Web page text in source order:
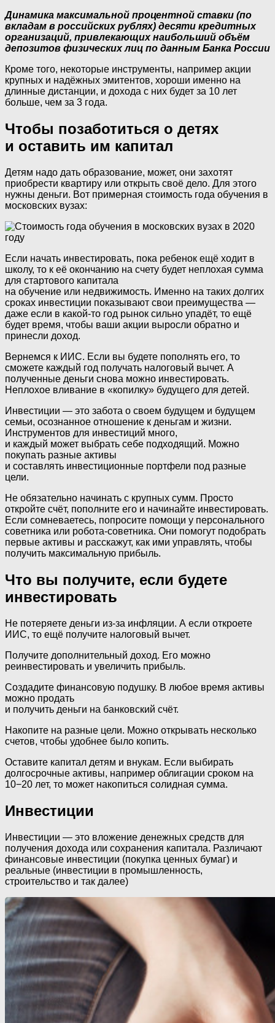
Динамика максимальной процентной ставки (по
вкладам в российских рублях) десяти кредитных
организаций, привлекающих наибольший объём
депозитов физических лиц по данным Банка России
Кроме того, некоторые инструменты, например акции
крупных и надёжных эмитентов, хороши именно на
длинные дистанции, и дохода с них будет за 10 лет
больше, чем за 3 года.
Чтобы позаботиться о детях
и оставить им капитал
Детям надо дать образование, может, они захотят
приобрести квартиру или открыть своё дело. Для этого
нужны деньги. Вот примерная стоимость года обучения в
московских вузах:
Если начать инвестировать, пока ребенок ещё ходит в
школу, то к её окончанию на счету будет неплохая сумма
для стартового капитала
на обучение или недвижимость. Именно на таких долгих
сроках инвестиции показывают свои преимущества —
даже если в какой-то год рынок сильно упадёт, то ещё
будет время, чтобы ваши акции выросли обратно и
принесли доход.
Вернемся к ИИС. Если вы будете пополнять его, то
сможете каждый год получать налоговый вычет. А
полученные деньги снова можно инвестировать.
Неплохое вливание в «копилку» будущего для детей.
Инвестиции — это забота о своем будущем и будущем
семьи, осознанное отношение к деньгам и жизни.
Инструментов для инвестиций много,
и каждый может выбрать себе подходящий. Можно
покупать разные активы
и составлять инвестиционные портфели под разные
цели.
Не обязательно начинать с крупных сумм. Просто
откройте счёт, пополните его и начинайте инвестировать.
Если сомневаетесь, попросите помощи у персонального
советника или робота-советника. Они помогут подобрать
первые активы и расскажут, как ими управлять, чтобы
получить максимальную прибыль.
Что вы получите, если будете
инвестировать
Не потеряете деньги из-за инфляции. А если откроете
ИИС, то ещё получите налоговый вычет.
Получите дополнительный доход. Его можно
реинвестировать и увеличить прибыль.
Создадите финансовую подушку. В любое время активы
можно продать
и получить деньги на банковский счёт.
Накопите на разные цели. Можно открывать несколько
счетов, чтобы удобнее было копить.
Оставите капитал детям и внукам. Если выбирать
долгосрочные активы, например облигации сроком на
10−20 лет, то может накопиться солидная сумма.
Инвестиции
Инвестиции — это вложение денежных средств для
получения дохода или сохранения капитала. Различают
финансовые инвестиции (покупка ценных бумаг) и
реальные (инвестиции в промышленность,
строительство и так далее)